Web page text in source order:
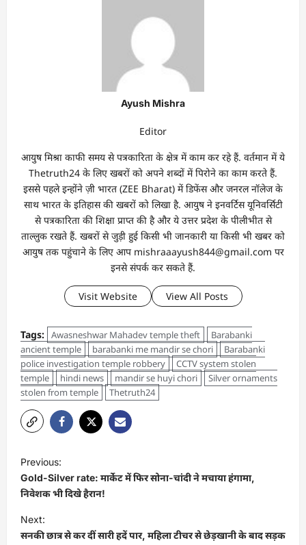
Ayush Mishra
Editor
आयुष मिश्रा काफी समय से पत्रकारिता के क्षेत्र में काम कर रहे हैं. वर्तमान में ये
Thetruth24 के लिए खबरों को अपने शब्दों में पिरोने का काम करते हैं.
इससे पहले इन्होंने ज़ी भारत (ZEE Bharat) में डिफेंस और जनरल नॉलेज के
साथ भारत के इतिहास की खबरों को लिखा है. आयुष ने इनवर्टिस यूनिवर्सिटी
से पत्रकारिता की शिक्षा प्राप्त की है और ये उत्तर प्रदेश के पीलीभीत से
ताल्लुक रखते हैं. खबरों से जुड़ी हुई किसी भी जानकारी या किसी भी खबर को
आयुष तक पहुंचाने के लिए आप mishraaayush844@gmail.com पर
इनसे संपर्क कर सकते हैं.
Visit Website View All Posts
Tags: Awasneshwar Mahadev temple theft
Barabanki
ancient temple
barabanki me mandir se chori
Barabanki
police investigation temple robbery
CCTV system stolen
temple
hindi news mandir se huyi chori
Silver ornaments
stolen from temple
Thetruth24
Previous:
Gold-Silver rate: मार्केट में फिर सोना-चांदी ने मचाया हंगामा,
निवेशक भी दिखे हैरान!
Next:
सनकी छात्र से कर दीं सारी हदें पार, महिला टीचर से छेड़खानी के बाद सड़क